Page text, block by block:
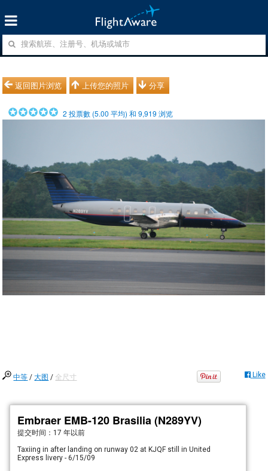
返回图片浏览 上传您的照片 分享
2 投票數 (5.00 平均) 和9,919 浏览
中等 /大图 / 全尺寸 Like
Embraer EMB-120 Brasilia (N289YV)
提交时间： 17 年以前
Taxiing in after landing on runway 02 at KJQF still in United
Express livery - 6/15/09